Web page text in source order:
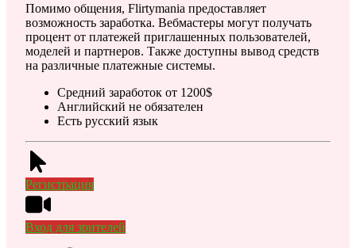
Помимо общения, Flirtymania предоставляет
возможность заработка. Вебмастеры могут получать
процент от платежей приглашенных пользователей,
моделей и партнеров. Также доступны вывод средств
на различные платежные системы.
Средний заработок от 1200$
Английский не обязателен
Есть русский язык
Регистрация
Вход для зрителей